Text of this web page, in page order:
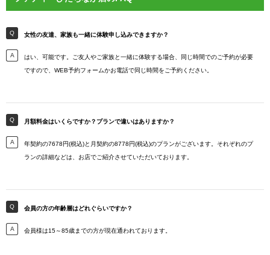
女性の友達、家族も一緒に体験申し込みできますか？
はい、可能です。ご友人やご家族と一緒に体験する場合、同じ時間でのご予約が必要
ですので、WEB予約フォームかお電話で同じ時間をご予約ください。
月額料金はいくらですか？プランで違いはありますか？
年契約の7678円(税込)と月契約の8778円(税込)のプランがございます。それぞれのプ
ランの詳細などは、お店でご紹介させていただいております。
会員の方の年齢層はどれぐらいですか？
会員様は15～85歳までの方が現在通われております。